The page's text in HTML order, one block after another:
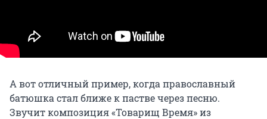
А вот отличный пример, когда православный
батюшка стал ближе к пастве через песню.
Звучит композиция «Товарищ Время» из